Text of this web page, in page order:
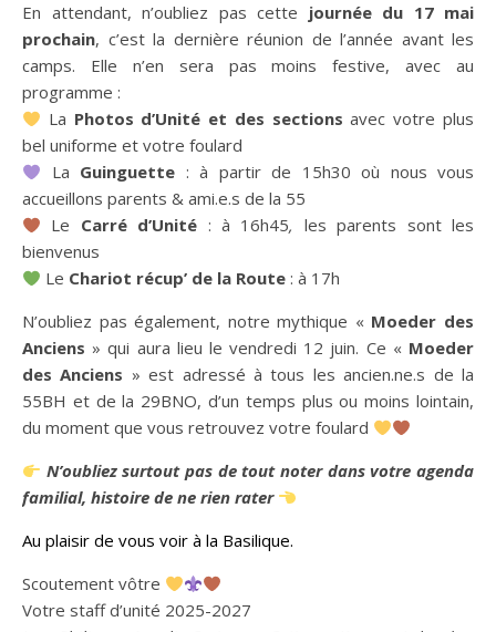
En attendant, n’oubliez pas cette journée du 17 mai
prochain, c’est la dernière réunion de l’année avant les
camps. Elle n’en sera pas moins festive, avec au
programme :
La Photos d’Unité et des sections avec votre plus
bel uniforme et votre foulard
La Guinguette : à partir de 15h30 où nous vous
accueillons parents & ami.e.s de la 55
Le Carré d’Unité : à 16h45, les parents sont les
bienvenus
Le Chariot récup’ de la Route: à 17h
N’oubliez pas également, notre mythique « Moeder des
Anciens » qui aura lieu le vendredi 12 juin. Ce « Moeder
des Anciens » est adressé à tous les ancien.ne.s de la
55BH et de la 29BNO, d’un temps plus ou moins lointain,
du moment que vous retrouvez votre foulard
N’oubliez surtout pas de tout noter dans votre agenda
familial, histoire de ne rien rater
Au plaisir de vous voir à la Basilique.
Scoutement vôtre
Votre staff d’unité 2025-2027